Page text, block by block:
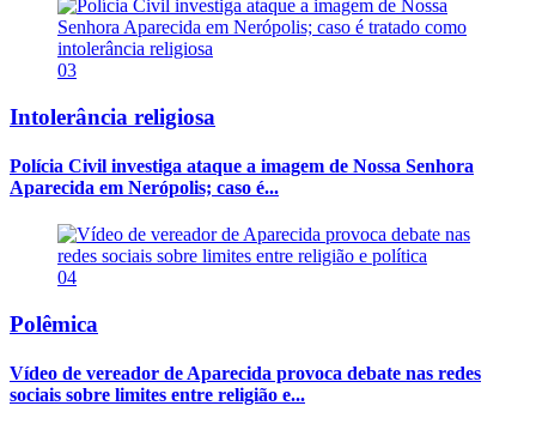
03
Intolerância religiosa
Polícia Civil investiga ataque a imagem de Nossa Senhora
Aparecida em Nerópolis; caso é...
04
Polêmica
Vídeo de vereador de Aparecida provoca debate nas redes
sociais sobre limites entre religião e...